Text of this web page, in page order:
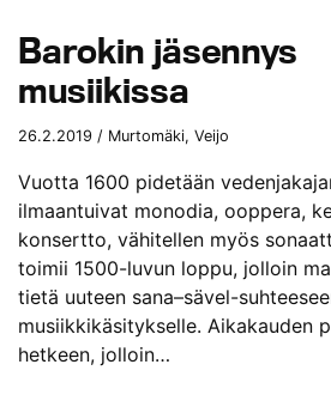
Barokin jäsennys
musiikissa
26.2.2019 / Murtomäki, Veijo
Vuotta 1600 pidetään
ilmaantuivat monodia, ooppera,
konsertto, vähitellen myös
toimii 1500-luvun loppu, jolloin
tietä uuteen sana–sävel-
musiikkikäsitykselle. Aikakauden
hetkeen, jolloin…